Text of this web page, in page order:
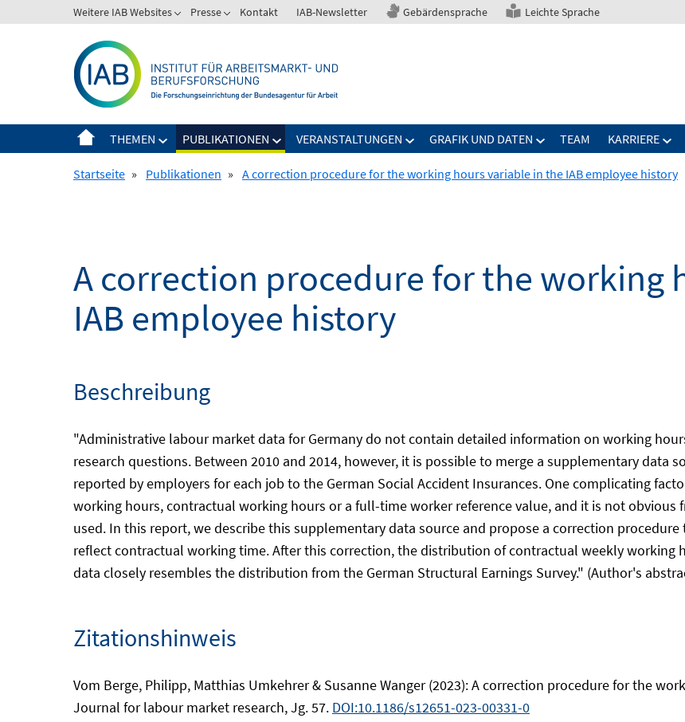
zum
Weitere IAB Websites Presse Kontakt IAB-Newsletter Gebärdensprache Leichte Sprache
THEMEN PUBLIKATIONEN VERANSTALTUNGEN GRAFIK UND DATEN TEAM KARRIERE
Startseite » Publikationen » A correction procedure for the working hours variable in the IAB employee history
A correction procedure for the working
IAB employee history
Beschreibung
"Administrative labour market data for Germany do not contain detailed information on working
research questions. Between 2010 and 2014, however, it is possible to merge a supplementary data
reported by employers for each job to the German Social Accident Insurances. One complicating
working hours, contractual working hours or a full-time worker reference value, and it is not
used. In this report, we describe this supplementary data source and propose a correction
reflect contractual working time. After this correction, the distribution of contractual weekly
data closely resembles the distribution from the German Structural Earnings Survey." (Author's
Zitationshinweis
Vom Berge, Philipp, Matthias Umkehrer & Susanne Wanger (2023): A correction procedure for the
Journal for labour market research, Jg. 57. DOI:10.1186/s12651-023-00331-0